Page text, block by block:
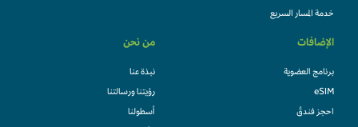
خدمة المسار السريع
الإضافات
برنامج العضوية
eSIM
احجز فندقً
من نحن
نبذة عنا
رؤيتنا ورسالتنا
أسطولنا